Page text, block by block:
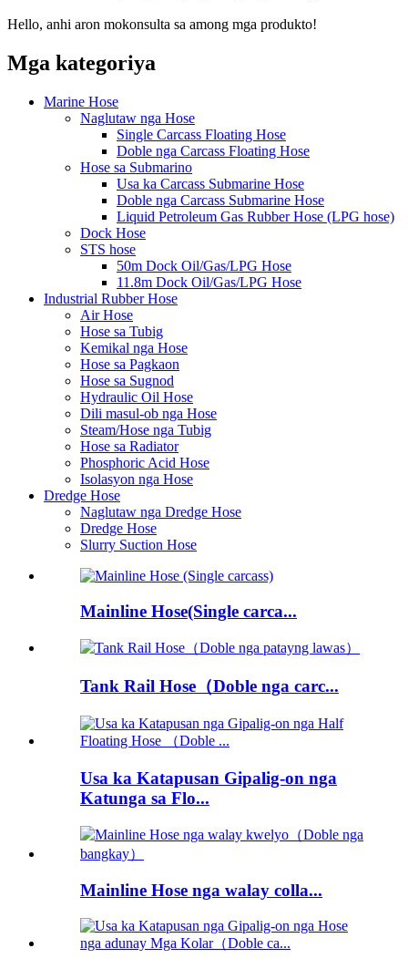
Hello, anhi aron mokonsulta sa among mga produkto!
Mga kategoriya
Marine Hose
Naglutaw nga Hose
Single Carcass Floating Hose
Doble nga Carcass Floating Hose
Hose sa Submarino
Usa ka Carcass Submarine Hose
Doble nga Carcass Submarine Hose
Liquid Petroleum Gas Rubber Hose (LPG hose)
Dock Hose
STS hose
50m Dock Oil/Gas/LPG Hose
11.8m Dock Oil/Gas/LPG Hose
Industrial Rubber Hose
Air Hose
Hose sa Tubig
Kemikal nga Hose
Hose sa Pagkaon
Hose sa Sugnod
Hydraulic Oil Hose
Dili masul-ob nga Hose
Steam/Hose nga Tubig
Hose sa Radiator
Phosphoric Acid Hose
Isolasyon nga Hose
Dredge Hose
Naglutaw nga Dredge Hose
Dredge Hose
Slurry Suction Hose
Mainline Hose(Single carca...
Tank Rail Hose（Doble nga carc...
Usa ka Katapusan Gipalig-on nga
Katunga sa Flo...
Mainline Hose nga walay colla...